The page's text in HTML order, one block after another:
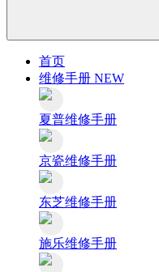
首页
维修手册 NEW
夏普维修手册
京瓷维修手册
东芝维修手册
施乐维修手册